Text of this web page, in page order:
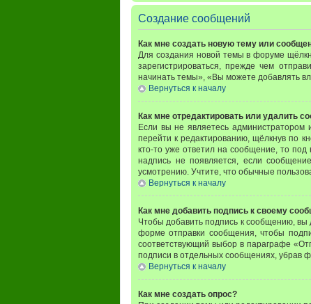
Создание сообщений
Как мне создать новую тему или
Для создания новой темы в форуме
зарегистрироваться, прежде чем
начинать темы», «Вы можете добавлять
Вернуться к началу
Как мне отредактировать или удалить
Если вы не являетесь
перейти к редактированию, щёлкнув по
кто-то уже ответил на сообщение, то
надпись не появляется, если
усмотрению. Учтите, что обычные
Вернуться к началу
Как мне добавить подпись к своему
Чтобы добавить подпись к сообщению,
форме отправки сообщения, чтобы
соответствующий выбор в параграфе
подписи в отдельных сообщениях, убрав
Вернуться к началу
Как мне создать опрос?